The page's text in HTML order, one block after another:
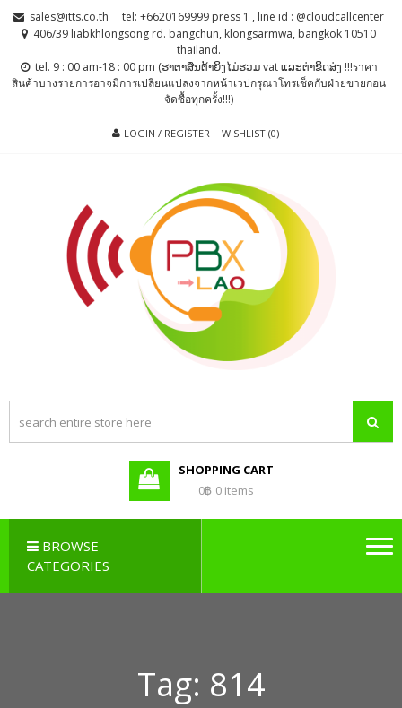
Skip
Skip sales@itts.co.th
tel: +6620169999 press 1 , line id : @cloudcallcenter
406/39 liabkhlongsong rd. bangchun, klongsarmwa, bangkok 10510
thailand.
tel. 9 : 00 am-18 : 00 pm (ຮາຕາສຶນຕ້າຍິງໄມ່ຮວມ vat ແລະຕ່າຂິດສ່ງ !!!ราคา
สินค้าบางรายการอาจมีการเปลี่ยนแปลงจากหน้าเวปกรุณาโทรเช็คกับฝ่ายขายก่อน
จัดซื้อทุกครั้ง!!!)
LOGIN / REGISTER WISHLIST (0)
PBX LAO, IP-
PBX LAO,
PABX LAO,
NETWORK
SHOPPING CART
0฿ 0 items
BROWSE
CATEGORIES
Tag: 814